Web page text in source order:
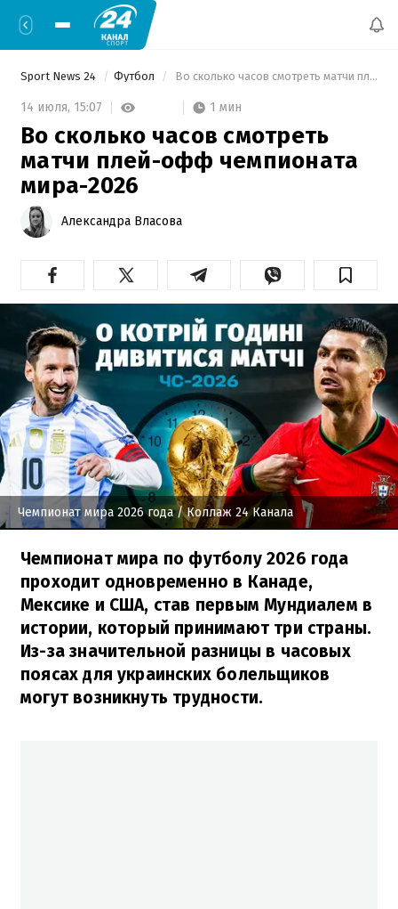
Sport News 24 Футбол Во сколько часов смотреть матчи плей-офф чемпионата мира-2026
14 июля, 15:07 1 мин
Во сколько часов смотреть
матчи плей-офф чемпионата
мира-2026
Александра Власова
Чемпионат мира 2026 года/ Коллаж 24 Канала
Чемпионат мира по футболу 2026 года
проходит одновременно в Канаде,
Мексике и США, став первым Мундиалем в
истории, который принимают три страны.
Из-за значительной разницы в часовых
поясах для украинских болельщиков
могут возникнуть трудности.